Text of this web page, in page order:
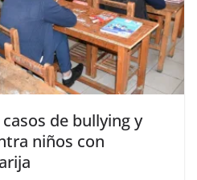
de bullying y
niños con